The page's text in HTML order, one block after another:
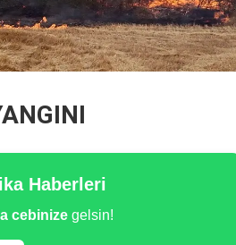
Haberleri
cebinizegelsin!